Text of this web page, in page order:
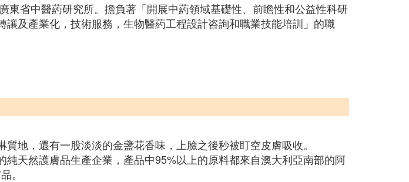
省中醫葯研究所。擔負著「開展中葯領域基礎性、前瞻性和公益性科研
及產業化，技術服務，生物醫葯工程設計咨詢和職業技能培訓」的職
地，還有一股淡淡的金盞花香味，上臉之後秒被盯空皮膚吸收。
天然護膚品生產企業，產品中95%以上的原料都來自澳大利亞南部的阿
。